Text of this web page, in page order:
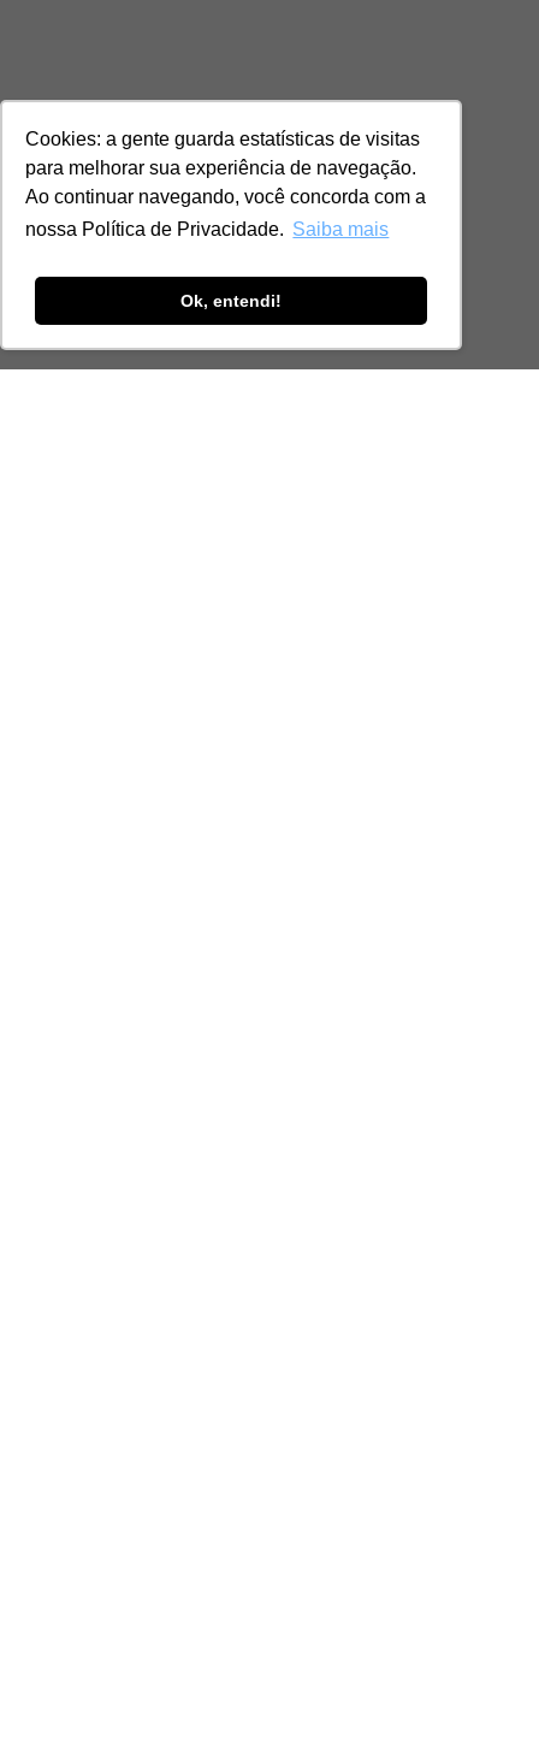
Cookies: a gente guarda estatísticas de visitas
para melhorar sua experiência de navegação.
Ao continuar navegando, você concorda com a
nossa Política de Privacidade. Saiba mais
Ok, entendi!